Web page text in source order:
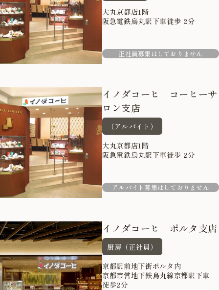
大丸京都店1階
阪急電鉄烏丸駅下車徒歩 2分
正社員募集はしておりません
イノダコーヒ コーヒーサ
ロン支店
（アルバイト）
大丸京都店1階
阪急電鉄烏丸駅下車徒歩 2分
アルバイト募集はしておりません
イノダコーヒ ポルタ支店
厨房（正社員）
京都駅前地下街ポルタ内
京都市営地下鉄烏丸線京都駅下車
徒歩2分